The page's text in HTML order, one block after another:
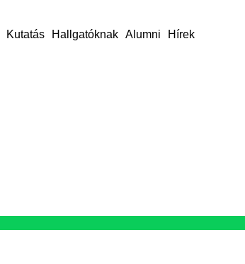
Kutatás Hallgatóknak Alumni Hírek